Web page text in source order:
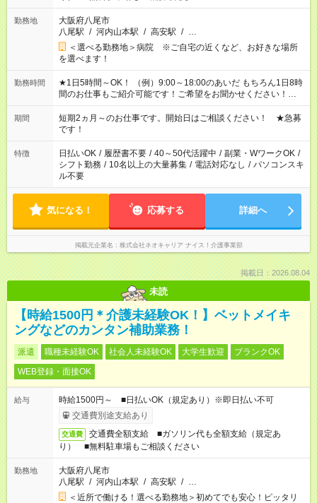
勤務地
大阪府八尾市
八尾駅 / 河内山本駅 / 高安駅 / …
＜選べる勤務地＞病院 ※ご自宅の近くなど、お好きな場所
を選べます！
勤務時間
★1日5時間～OK！ （例）9:00～18:00のあいだ もちろん1日8時
間のお仕事もご紹介可能です！ご希望をお聞かせください！★家
庭の都合でお休みが必要な場合も遠慮なくご相談ください。 ※
週最低15時間以上の勤務が必要です
期間
短期2ヵ月～のお仕事です。開始日はご相談ください！ ★急募
です！
特徴 日払いOK / 履歴書不要 / 40～50代活躍中 / 副業・WワークOK /
シフト勤務 / 10名以上の大量募集 / 電話対応なし / パソコンスキ
ル不要
気になる！ 応募する 詳細へ
掲載元企業名 株式会社ネオキャリア ナイス！介護事業部
掲載日：2026.08.04
未読
【時給1500円＊介護未経験OK！】ベットメイキ
ングなどのカンタン補助業務！
派遣 職種未経験OK 社会人未経験OK 大学生歓迎
ブランクOK
WEB登録・面接OK
給与
時給1500円～ ■日払いOK（規定あり）※即日払い不可
交通費別途支給あり
交通費
交通費全額支給 ■ガソリン代も全額支給（規定あ
り） ■無料駐車場もご相談ください
勤務地
大阪府八尾市
八尾駅 / 河内山本駅 / 高安駅 / …
＜近所で働ける！選べる勤務地＞初めてでも安心！ピッタリ